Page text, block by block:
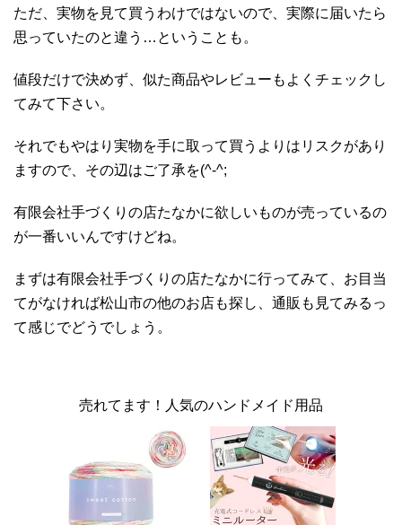
ただ、実物を見て買うわけではないので、実際に届いたら
思っていたのと違う…ということも。
値段だけで決めず、似た商品やレビューもよくチェックし
てみて下さい。
それでもやはり実物を手に取って買うよりはリスクがあり
ますので、その辺はご了承を(^-^;
有限会社手づくりの店たなかに欲しいものが売っているの
が一番いいんですけどね。
まずは有限会社手づくりの店たなかに行ってみて、お目当
てがなければ松山市の他のお店も探し、通販も見てみるっ
て感じでどうでしょう。
売れてます！人気のハンドメイド用品